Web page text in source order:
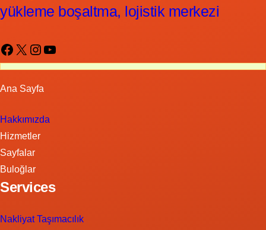
yükleme boşaltma, lojistik merkezi
Facebook X Instagram YouTube
Ana Sayfa
Hakkımızda
Hizmetler
Sayfalar
Buloğlar
Services
Nakliyat Taşımacılık